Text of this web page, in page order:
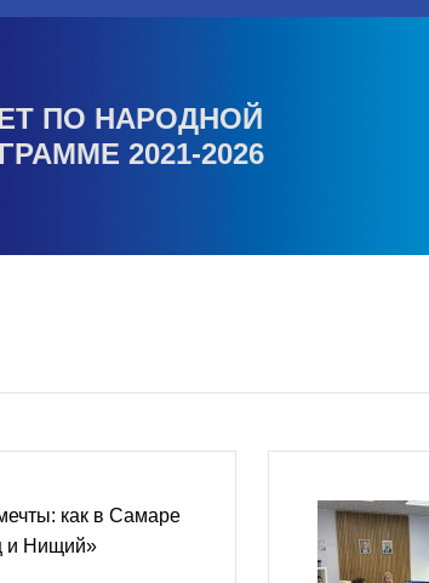
ПО НАРОДНОЙ
2021-2026
как в Самаре
и Нищий»